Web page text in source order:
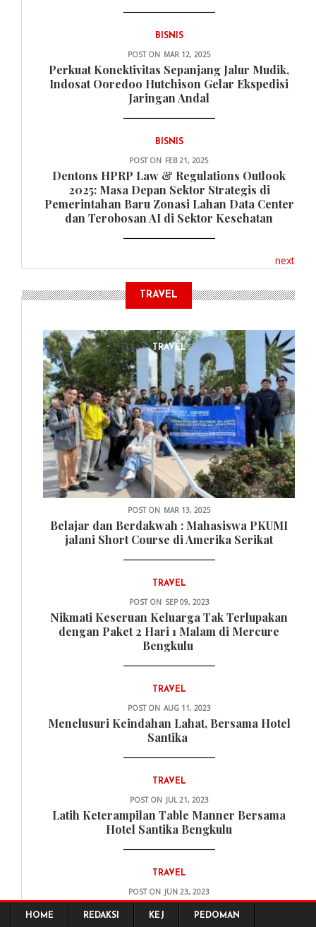
BISNIS
POST ON MAR 12, 2025
Perkuat Konektivitas Sepanjang Jalur Mudik,
Indosat Ooredoo Hutchison Gelar Ekspedisi
Jaringan Andal
BISNIS
POST ON FEB 21, 2025
Dentons HPRP Law & Regulations Outlook
2025: Masa Depan Sektor Strategis di
Pemerintahan Baru Zonasi Lahan Data Center
dan Terobosan AI di Sektor Kesehatan
next
TRAVEL
TRAVEL
POST ON MAR 13, 2025
Belajar dan Berdakwah : Mahasiswa PKUMI
jalani Short Course di Amerika Serikat
TRAVEL
POST ON SEP 09, 2023
Nikmati Keseruan Keluarga Tak Terlupakan
dengan Paket 2 Hari 1 Malam di Mercure
Bengkulu
TRAVEL
POST ON AUG 11, 2023
Menelusuri Keindahan Lahat, Bersama Hotel
Santika
TRAVEL
POST ON JUL 21, 2023
Latih Keterampilan Table Manner Bersama
Hotel Santika Bengkulu
TRAVEL
POST ON JUN 23, 2023
Penawaran Lengkap Liburan Sekolah
Bersama Mercure Bengkulu
HOME REDAKSI KEJ PEDOMAN